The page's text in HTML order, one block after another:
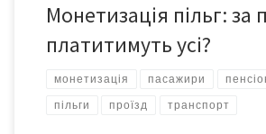
Монетизація пільг: за
платитимуть усі?
монетизація пасажири
пільги проїзд транспорт